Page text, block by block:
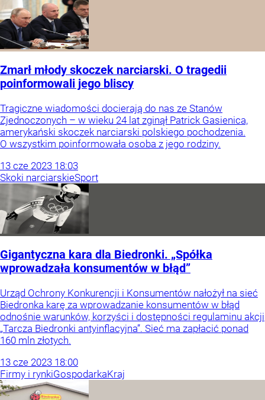
Zmarł młody skoczek narciarski. O tragedii
poinformowali jego bliscy
Tragiczne wiadomości docierają do nas ze Stanów
Zjednoczonych – w wieku 24 lat zginął Patrick Gasienica,
amerykański skoczek narciarski polskiego pochodzenia.
O wszystkim poinformowała osoba z jego rodziny.
13 cze 2023 18:03
Skoki narciarskieSport
Gigantyczna kara dla Biedronki. „Spółka
wprowadzała konsumentów w błąd”
Urząd Ochrony Konkurencji i Konsumentów nałożył na sieć
Biedronka karę za wprowadzanie konsumentów w błąd
odnośnie warunków, korzyści i dostępności regulaminu akcji
„Tarcza Biedronki antyinflacyjna”. Sieć ma zapłacić ponad
160 mln złotych.
13 cze 2023 18:00
Firmy i rynkiGospodarkaKraj